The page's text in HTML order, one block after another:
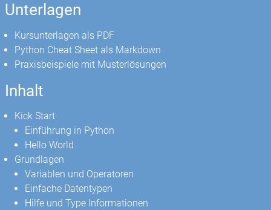
Unterlagen
Kursunterlagen als PDF
Python Cheat Sheet als Markdown
Praxisbeispiele mit Musterlösungen
Inhalt
Kick Start
Einführung in Python
Hello World
Grundlagen
Variablen und Operatoren
Einfache Datentypen
Hilfe und Type Informationen